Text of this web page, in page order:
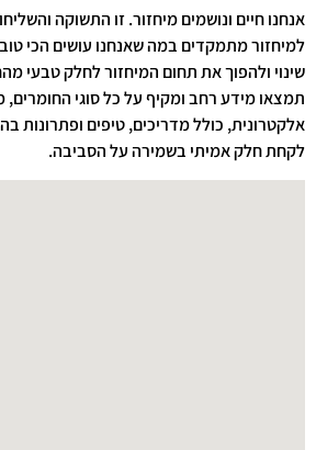
אנחנו חיים ונושמים מיחזור. זו התשוקה
למיחזור מתמקדים במה שאנחנו עושים הכי
שינוי ולהפוך את תחום המיחזור לחלק טבעי
תמצאו מידע רחב ומקיף על כל סוגי החומרים,
אלקטרונית, כולל מדריכים, טיפים ופתרונות
לקחת חלק אמיתי בשמירה על הסביבה.